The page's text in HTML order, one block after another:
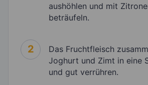
aushöhlen und mit
beträufeln.
2
Das Fruchtfleisch
Joghurt und Zimt in eine
und gut verrühren.